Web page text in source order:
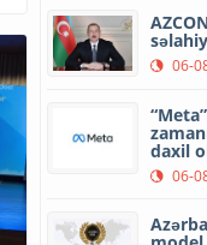
06-
daxil
06-